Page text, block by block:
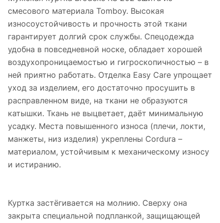
смесового материала Tomboy. Высокая
износоустойчивость и прочность этой ткани
гарантирует долгий срок службы. Спецодежда
удобна в повседневной носке, обладает хорошей
воздухопроницаемостью и гигроскопичностью – в
ней приятно работать. Отделка Easy Care упрощает
уход за изделием, его достаточно просушить в
расправленном виде, на ткани не образуются
катышки. Ткань не выцветает, даёт минимальную
усадку. Места повышенного износа (плечи, локти,
манжеты, низ изделия) укреплены Cordura –
материалом, устойчивым к механическому износу
и истиранию.
Куртка застёгивается на молнию. Сверху она
закрыта специальной подпланкой, защищающей